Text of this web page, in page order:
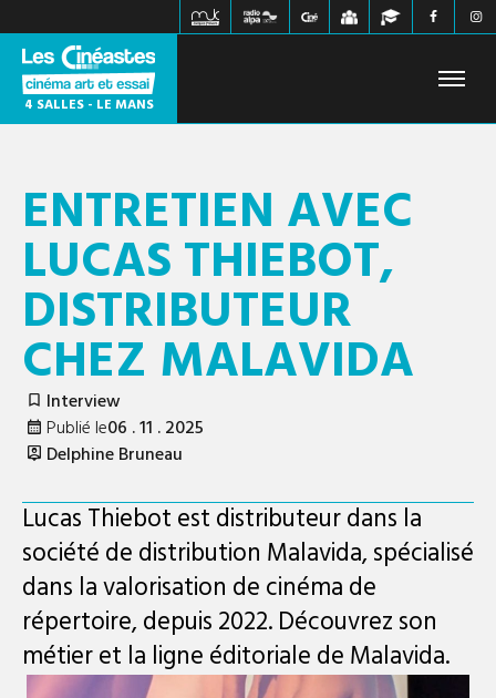
4 SALLES - LE MANS
FILMS À L'AFFICHE PROCHAINEMENT HORAIRES
ENTRETIEN AVEC
LUCAS THIEBOT,
DISTRIBUTEUR
CHEZ MALAVIDA
Interview
Publié le06 . 11 . 2025
Delphine Bruneau
Lucas Thiebot est distributeur dans la
société de distribution Malavida, spécialisé
dans la valorisation de cinéma de
répertoire, depuis 2022. Découvrez son
métier et la ligne éditoriale de Malavida.